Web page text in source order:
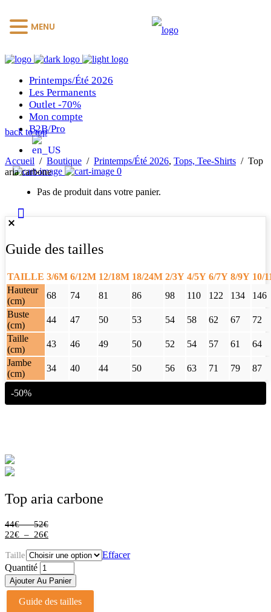
Printemps/Été 2026
Les Permanents
Outlet -70%
Mon compte
B2B/Pro
0
Pas de produit dans votre panier.
back to top
Accueil / Boutique / Printemps/Été 2026, Tops, Tee-Shirts / Top
aria carbone
Guide des tailles
TAILLE 3/6M 6/12M 12/18M 18/24M 2/3Y 4/5Y 6/7Y 8/9Y 10/
Hauteur
(cm)
68 74 81 86 98 110 122 134
146
Buste
(cm)
44 47 50 53 54 58 62 67
72
Taille
(cm)
43 46 49 50 52 54 57 61
64
Jambe
(cm)
34 40 44 50 56 63 71 79 87
-50%
Top aria carbone
44€ – 52€Plage
de
44€
à
52€
22€ – 26€Plage
prix :
22€
à
26€
Taille Effacer
Top
aria
carbone
quantité
Quantité
Ajouter Au Panier
Guide des tailles
MENU